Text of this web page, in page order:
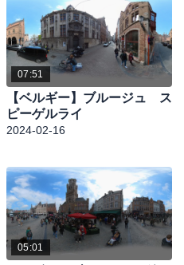
07:51
【ベルギー】ブルージュ ス
ピーゲルライ
2024-02-16
05:01